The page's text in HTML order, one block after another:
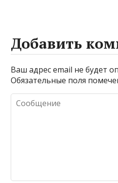
Добавить
Ваш адрес email не будет
Обязательные поля